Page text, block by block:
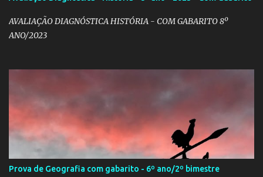
AVALIAÇÃO DIAGNÓSTICA HISTÓRIA - COM GABARITO 8º
ANO/2023
Prova de Geografia com gabarito - 6º ano/2º bimestre